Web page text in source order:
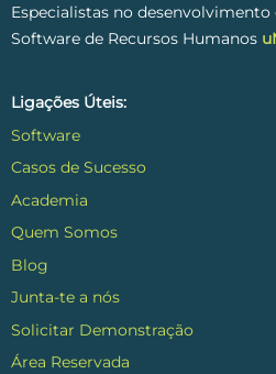
Especialistas no
Software de Recursos Humanos
Ligações Úteis:
Software
Casos de Sucesso
Academia
Quem Somos
Blog
Junta-te a nós
Solicitar Demonstração
Área Reservada